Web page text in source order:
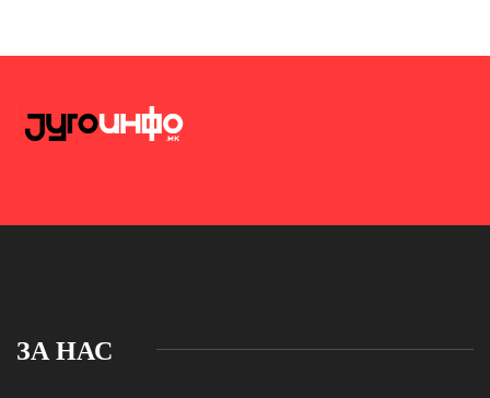
ЗА НАС